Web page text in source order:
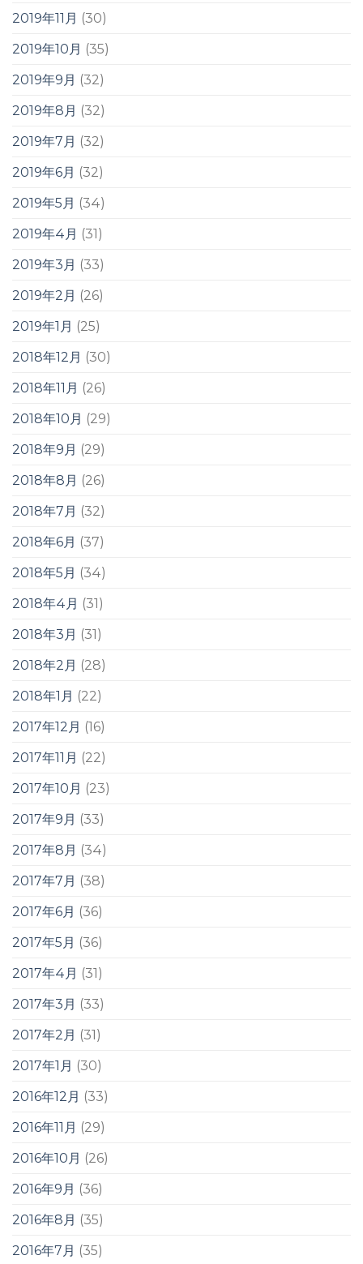
2019年11月 (30)
2019年10月 (35)
2019年9月 (32)
2019年8月 (32)
2019年7月 (32)
2019年6月 (32)
2019年5月 (34)
2019年4月 (31)
2019年3月 (33)
2019年2月 (26)
2019年1月 (25)
2018年12月 (30)
2018年11月 (26)
2018年10月 (29)
2018年9月 (29)
2018年8月 (26)
2018年7月 (32)
2018年6月 (37)
2018年5月 (34)
2018年4月 (31)
2018年3月 (31)
2018年2月 (28)
2018年1月 (22)
2017年12月 (16)
2017年11月 (22)
2017年10月 (23)
2017年9月 (33)
2017年8月 (34)
2017年7月 (38)
2017年6月 (36)
2017年5月 (36)
2017年4月 (31)
2017年3月 (33)
2017年2月 (31)
2017年1月 (30)
2016年12月 (33)
2016年11月 (29)
2016年10月 (26)
2016年9月 (36)
2016年8月 (35)
2016年7月 (35)